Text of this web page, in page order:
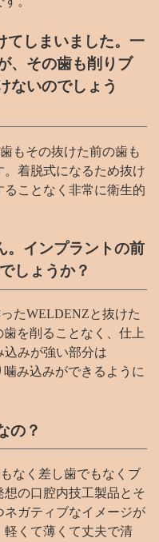
しまいました。一
、その歯も削りブ
ないのでしょう
もその抜けた前の歯も
着脱式になるため抜け
ことなく非常に衛生的
インプラントの前
しょうか？
たWELDENZと抜けた
を削ることなく、仕上
込みが強い部分は
み込みができるように
の？
なく差し歯でもなくブ
の口腔内技工製品とそ
ガティブなイメージが
軽くて薄くて丈夫で清